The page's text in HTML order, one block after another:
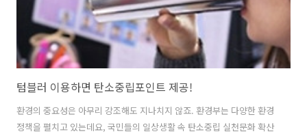
텀블러 이용하면 탄소중립포인트 제공!
환경의 중요성은 아무리 강조해도 지나치지 않죠. 환경부는 다양한 환경
정책을 펼치고 있는데요, 국민들의 일상생활 속 탄소중립 실천문화 확산